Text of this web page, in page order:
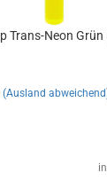
Trans-Neon
(Ausland